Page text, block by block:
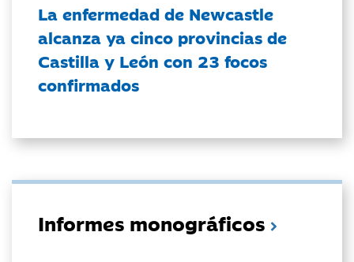
La enfermedad de Newcastle
alcanza ya cinco provincias de
Castilla y León con 23 focos
confirmados
Informes monográficos